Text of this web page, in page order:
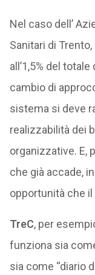
Nel caso dell’
Sanitari di
all’1,5% del
cambio di
sistema si deve
realizzabilità dei
organizzative. E,
che già accade,
opportunità che
TreC, per
funziona sia
sia come “diario